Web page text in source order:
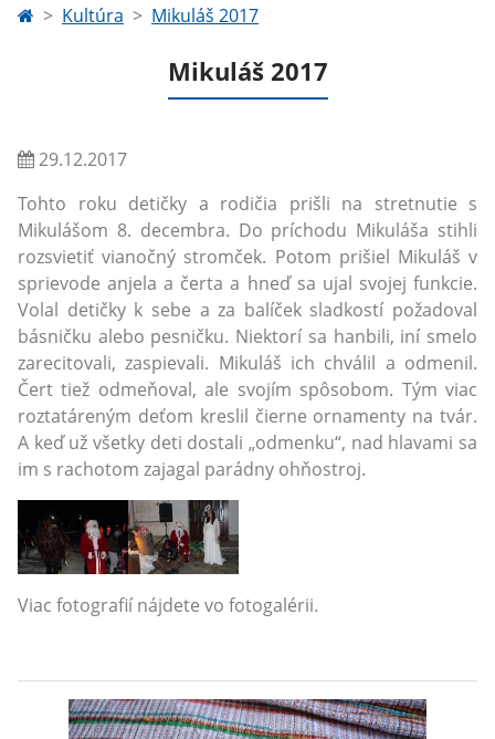
Kultúra Mikuláš 2017
Mikuláš 2017
29.12.2017
Tohto roku detičky a rodičia prišli na stretnutie s
Mikulášom 8. decembra. Do príchodu Mikuláša stihli
rozsvietiť vianočný stromček. Potom prišiel Mikuláš v
sprievode anjela a čerta a hneď sa ujal svojej funkcie.
Volal detičky k sebe a za balíček sladkostí požadoval
básničku alebo pesničku. Niektorí sa hanbili, iní smelo
zarecitovali, zaspievali. Mikuláš ich chválil a odmenil.
Čert tiež odmeňoval, ale svojím spôsobom. Tým viac
roztatáreným deťom kreslil čierne ornamenty na tvár.
A keď už všetky deti dostali „odmenku“, nad hlavami sa
im s rachotom zajagal parádny ohňostroj.
Viac fotografií nájdete vo fotogalérii.